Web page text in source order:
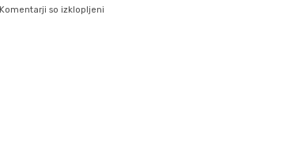
Komentarji so izklopljeni